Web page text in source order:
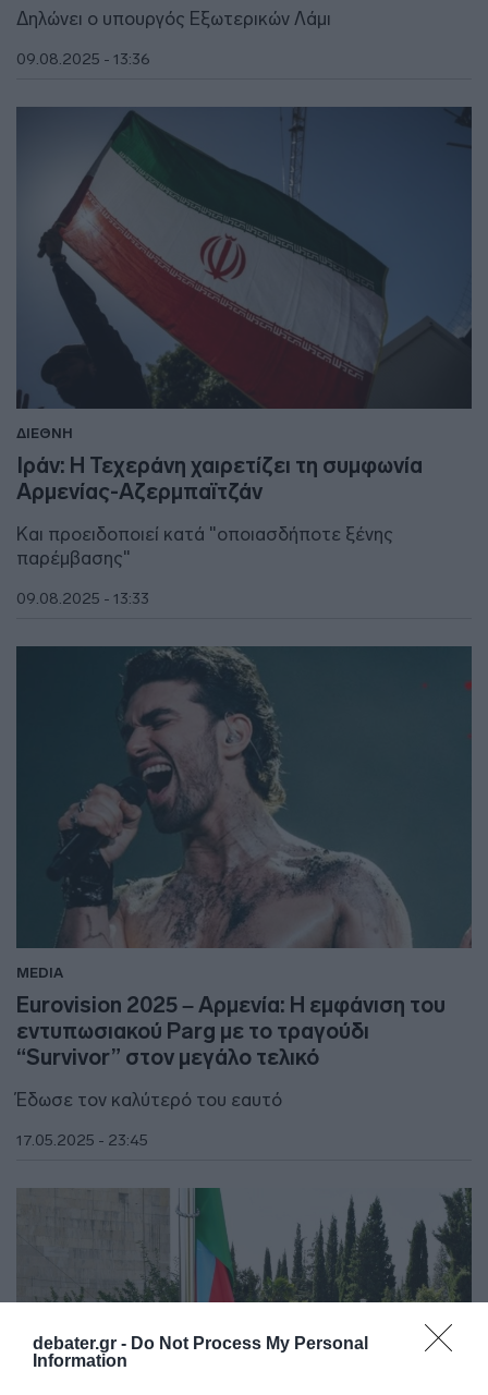
debater.gr - Do Not Process My Personal
Information
Δηλώνει ο υπουργός Εξωτερικών Λάμι
09.08.2025 - 13:36
ΔΙΕΘΝΗ
Ιράν: Η Τεχεράνη χαιρετίζει τη συμφωνία
Αρμενίας-Αζερμπαϊτζάν
Και προειδοποιεί κατά "οποιασδήποτε ξένης
παρέμβασης"
09.08.2025 - 13:33
MEDIA
Eurovision 2025 – Αρμενία: Η εμφάνιση του
εντυπωσιακού Parg με το τραγούδι
“Survivor” στον μεγάλο τελικό
Έδωσε τον καλύτερό του εαυτό
17.05.2025 - 23:45